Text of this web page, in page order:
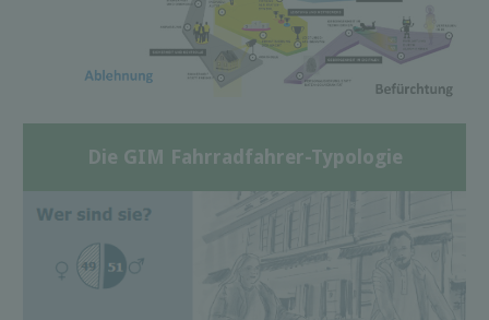
Die GIM Fahrradfahrer-Typologie